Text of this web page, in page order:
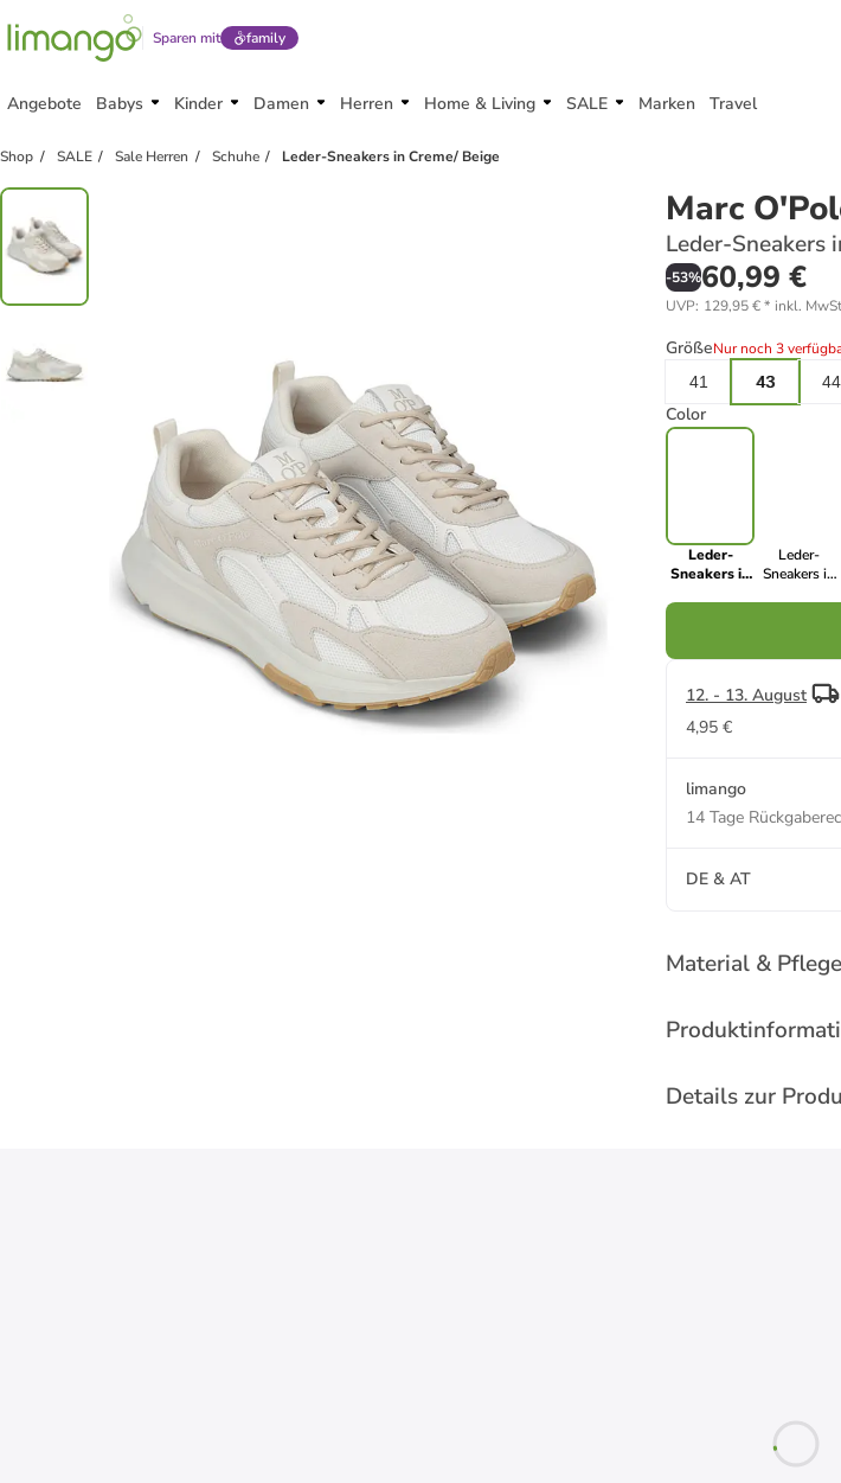
Sparen mit family
Angebote Babys Kinder Damen Herren Home & Living SALE Marken Travel
Shop SALE Sale Herren Schuhe Leder-Sneakers in Creme/ Beige
Marc
Leder-Sneakers
-53%60,99 €
UVP: 129,95 €* inkl.
GrößeNur noch 3
41
43 44
Color
Leder-
Sneakers in
Leder-
Sneakers in
12. - 13. August
4,95 €
limango
14 Tage
DE & AT
Material & Pflege
Details zur